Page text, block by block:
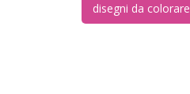
disegni da colorare